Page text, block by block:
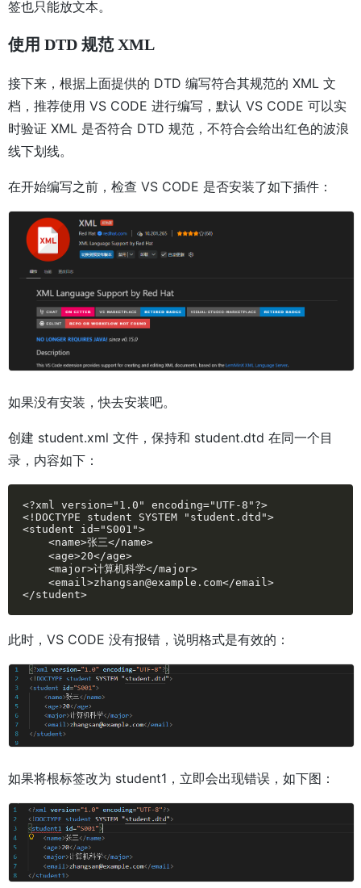
签也只能放文本。
使用 DTD 规范 XML
接下来，根据上面提供的 DTD 编写符合其规范的 XML 文
档，推荐使用 VS CODE 进行编写，默认 VS CODE 可以实
时验证 XML 是否符合 DTD 规范，不符合会给出红色的波浪
线下划线。
在开始编写之前，检查 VS CODE 是否安装了如下插件：
如果没有安装，快去安装吧。
创建 student.xml 文件，保持和 student.dtd 在同一个目
录，内容如下：
<?xml version="1.0" encoding="UTF-8"?>
<!DOCTYPE student SYSTEM "student.dtd">
<student id="S001">
<name>张三</name>
<age>20</age>
<major>计算机科学</major>
<email>zhangsan@example.com</email>
</student>
此时，VS CODE 没有报错，说明格式是有效的：
如果将根标签改为 student1，立即会出现错误，如下图：